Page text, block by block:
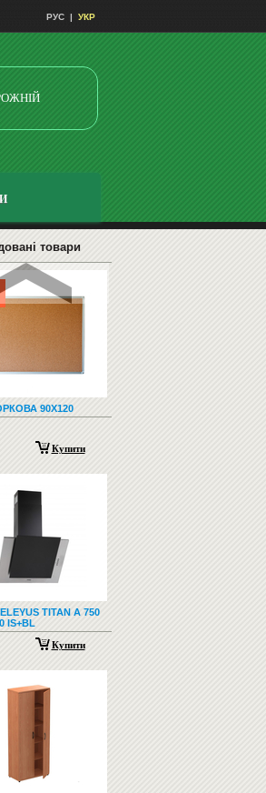
РУС | УКР
товари
TART
Замовити
90Х120
Купити
TITAN A 750
IS+BL
Купити